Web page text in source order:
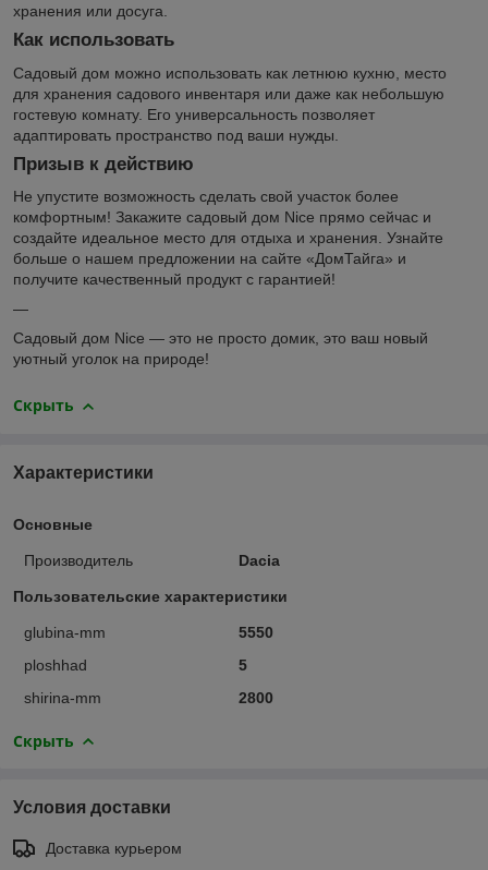
хранения или досуга.
Как использовать
Садовый дом можно использовать как летнюю кухню, место
для хранения садового инвентаря или даже как небольшую
гостевую комнату. Его универсальность позволяет
адаптировать пространство под ваши нужды.
Призыв к действию
Не упустите возможность сделать свой участок более
комфортным! Закажите садовый дом Nice прямо сейчас и
создайте идеальное место для отдыха и хранения. Узнайте
больше о нашем предложении на сайте «ДомТайга» и
получите качественный продукт с гарантией!
—
Садовый дом Nice — это не просто домик, это ваш новый
уютный уголок на природе!
Скрыть
Характеристики
Основные
Производитель Dacia
Пользовательские характеристики
glubina-mm
5550
ploshhad
5
shirina-mm
2800
Скрыть
Условия доставки
Доставка курьером